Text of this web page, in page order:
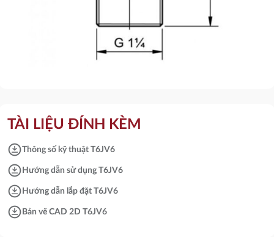
TÀI LIỆU ĐÍNH KÈM
download_for_offlineThông số kỹ thuật T6JV6
download_for_offline Hướng dẫn sử dụng T6JV6
download_for_offline Hướng dẫn lắp đặt T6JV6
download_for_offline Bản vẽ CAD 2D T6JV6